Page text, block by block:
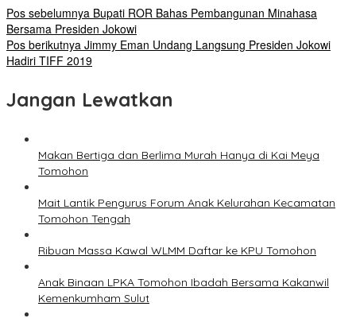
Pos sebelumnya Bupati ROR Bahas Pembangunan Minahasa
Bersama Presiden Jokowi
Pos berikutnya Jimmy Eman Undang Langsung Presiden Jokowi
Hadiri TIFF 2019
Jangan Lewatkan
Makan Bertiga dan Berlima Murah Hanya di Kai Meya
Tomohon
Mait Lantik Pengurus Forum Anak Kelurahan Kecamatan
Tomohon Tengah
Ribuan Massa Kawal WLMM Daftar ke KPU Tomohon
Anak Binaan LPKA Tomohon Ibadah Bersama Kakanwil
Kemenkumham Sulut